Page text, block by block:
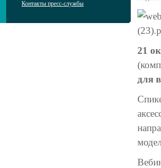
Контакты пресс-службы
21
для